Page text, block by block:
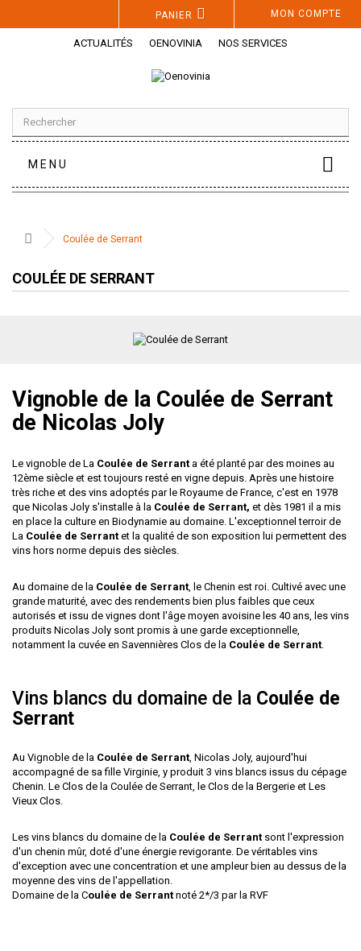
MON COMPTE
PANIER
ACTUALITÉS OENOVINIA NOS SERVICES
MENU
Coulée de Serrant
COULÉE DE SERRANT
Vignoble de la Coulée de Serrant
de Nicolas Joly
Le vignoble de La Coulée de Serrant a été planté par des moines au
12ème siècle et est toujours resté en vigne depuis. Après une histoire
très riche et des vins adoptés par le Royaume de France, c'est en 1978
que Nicolas Joly s'installe à la Coulée de Serrant, et dès 1981 il a mis
en place la culture en Biodynamie au domaine. L'exceptionnel terroir de
La Coulée de Serrant et la qualité de son exposition lui permettent des
vins hors norme depuis des siècles.
Au domaine de la Coulée de Serrant , le Chenin est roi. Cultivé avec une
grande maturité, avec des rendements bien plus faibles que ceux
autorisés et issu de vignes dont l'âge moyen avoisine les 40 ans, les vins
produits Nicolas Joly sont promis à une garde exceptionnelle,
notamment la cuvée en Savennières Clos de la Coulée de Serrant
Vins blancs du domaine de la Coulée de
Serrant
Au Vignoble de la Coulée de Serrant , Nicolas Joly, aujourd'hui
accompagné de sa fille Virginie, y produit 3 vins blancs issus du cépage
Chenin. Le Clos de la Coulée de Serrant, le Clos de la Bergerie et Les
Vieux Clos.
Les vins blancs du domaine de la Coulée de Serrant sont l'expression
d'un chenin mûr, doté d'une énergie revigorante. De véritables vins
d'exception avec une concentration et une ampleur bien au dessus de la
moyenne des vins de l'appellation.
Domaine de la Coulée de Serrant noté 2*/3 par la RVF